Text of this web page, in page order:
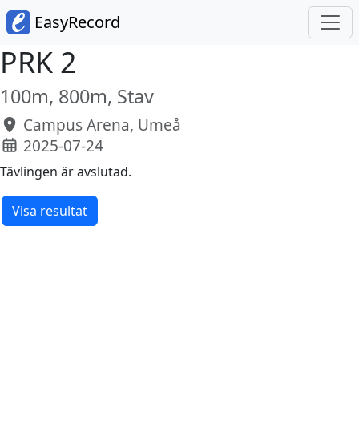
EasyRecord
PRK 2
100m, 800m, Stav
Campus Arena, Umeå
2025-07-24
Tävlingen är avslutad.
Visa resultat